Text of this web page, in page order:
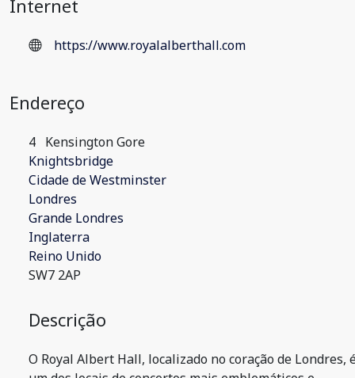
Internet
https://www.royalalberthall.com
Endereço
4 Kensington Gore
Knightsbridge
Cidade de Westminster
Londres
Grande Londres
Inglaterra
Reino Unido
SW7 2AP
Descrição
O Royal Albert Hall, localizado no coração de Londres,